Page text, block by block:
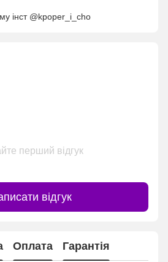
інст @kpoper_i_cho
перший відгук
відгук
Оплата Гарантія